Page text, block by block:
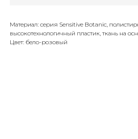
Материал: серия Sensitive Botanic,
высокотехнологичный пластик, ткань на
Цвет: бело-розовый